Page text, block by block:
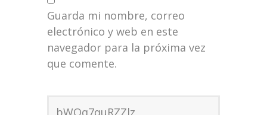
Guarda mi nombre, correo
electrónico y web en este
navegador para la próxima vez
que comente.